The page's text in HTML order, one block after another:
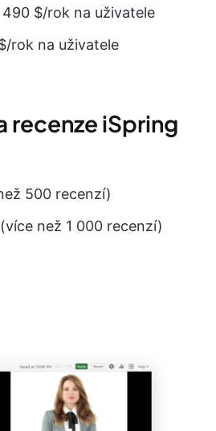
490 $/rok na uživatele
rok na uživatele
recenze iSpring
500 recenzí)
než 1 000 recenzí)